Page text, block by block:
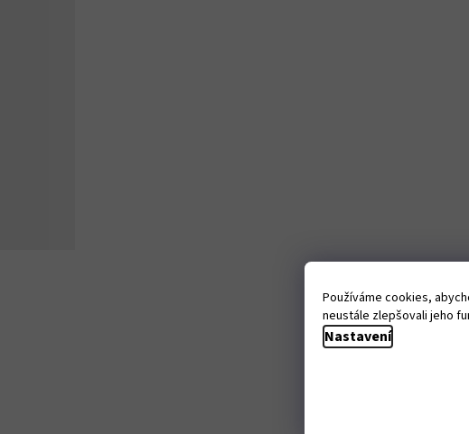
Používáme cookies,
neustále zlepšovali jeho
Nastavení